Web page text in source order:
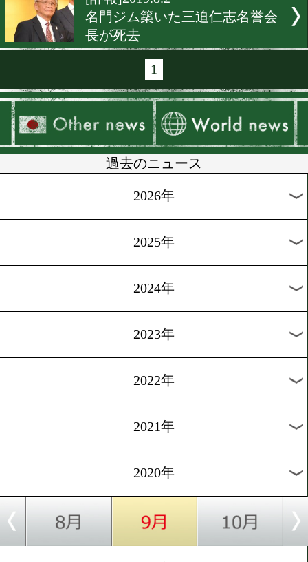
東日本新人王準決勝チケッ
レゼント
[追悼式]2019.8.8
三迫仁志名誉会長を偲ぶ10
ントゴング
[TV情報]2019.8.5
八重樫東 ジャンクスポー
[TV情報]2019.8.3
井上尚弥のファイトマネー
[訃報]2019.8.2
名門ジム築いた三迫仁志名
長が死去
1
過去のニュース
2026年